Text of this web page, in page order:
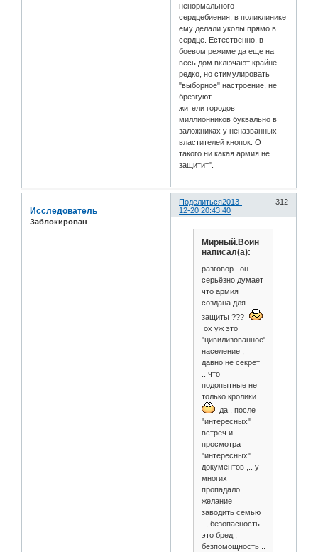
ненормального
сердцебиения, в поликлинике
ему делали уколы прямо в
сердце. Естественно, в
боевом режиме да еще на
весь дом включают крайне
редко, но стимулировать
"выборное" настроение, не
брезгуют.
жители городов
миллионников буквально в
заложниках у неназванных
властителей кнопок. От
такого ни какая армия не
защитит".
Поделиться 312
2013-
12-20 20:43:40
Исследователь
Заблокирован
Мирный.Воин
написал(а):
разговор . он
серьёзно думает
что армия
создана для
защиты ???
ох уж это
"цивилизованное"
население ,
давно не секрет
.. что
подопытные не
только кролики
да , после
"интересных"
встреч и
просмотра
"интересных"
документов ,.. у
многих
пропадало
желание
заводить семью
.., безопасность -
это бред ,
безпомощность ..